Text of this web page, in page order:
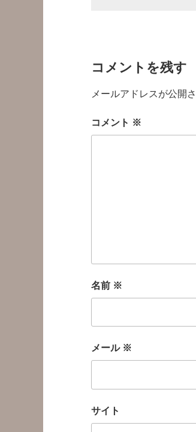
コメントを残す
メールアドレスが公開
コメント ※
名前 ※
メール ※
サイト